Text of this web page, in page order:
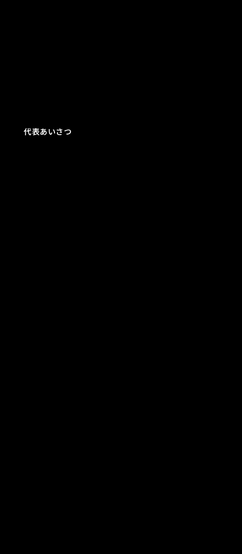
代表あいさつ